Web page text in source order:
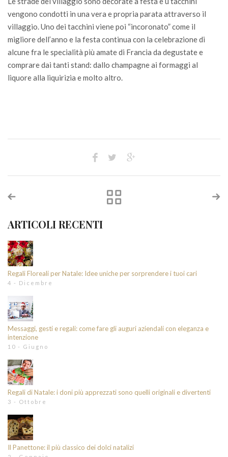
vengono condotti in una vera e propria parata attraverso il
villaggio. Uno dei tacchini viene poi “incoronato” come il
migliore dell’anno e la festa continua con la celebrazione di
alcune fra le specialità più amate di Francia da degustate e
comprare dai tanti stand: dallo champagne ai formaggi al
liquore alla liquirizia e molto altro.
ARTICOLI RECENTI
Regali Floreali per Natale: Idee uniche per sorprendere i tuoi cari
4 - Dicembre
Messaggi, gesti e regali: come fare gli auguri aziendali con eleganza e
intenzione
10 - Giugno
Regali di Natale: i doni più apprezzati sono quelli originali e divertenti
3 - Ottobre
Il Panettone: il più classico dei dolci natalizi